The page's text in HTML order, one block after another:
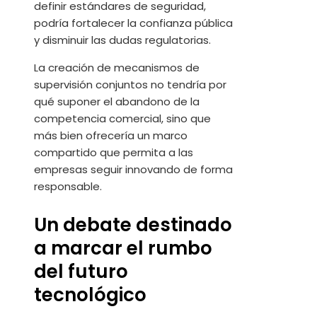
definir estándares de seguridad,
podría fortalecer la confianza pública
y disminuir las dudas regulatorias.
La creación de mecanismos de
supervisión conjuntos no tendría por
qué suponer el abandono de la
competencia comercial, sino que
más bien ofrecería un marco
compartido que permita a las
empresas seguir innovando de forma
responsable.
Un debate destinado
a marcar el rumbo
del futuro
tecnológico